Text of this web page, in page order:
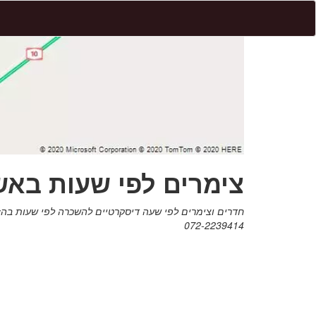
צימרים לפי שעות
072-2239414